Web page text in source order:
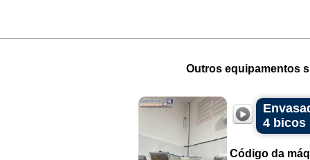
Outros equipamentos
4 bicos
Código da